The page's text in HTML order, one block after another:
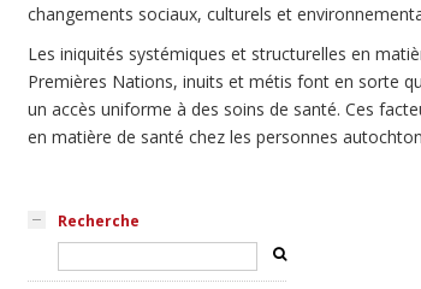
changements sociaux, culturels et
Les iniquités systémiques et structurelles en
Premières Nations, inuits et métis font en sorte
un accès uniforme à des soins de santé. Ces
en matière de santé chez les personnes
Recherche